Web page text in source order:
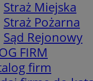
Straż Miejska
Straż Pożarna
Sąd Rejonowy
FIRM
firm